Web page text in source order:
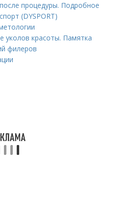
процедуры. Подробное
(DYSPORT)
уколов красоты. Памятка
филеров